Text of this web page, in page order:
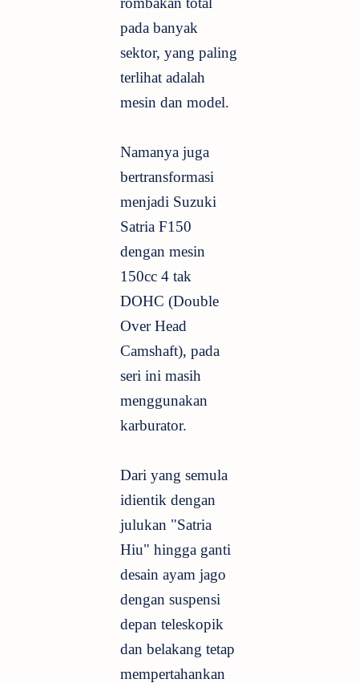
pada banyak
sektor, yang paling
terlihat adalah
mesin dan model.
Namanya juga
bertransformasi
menjadi Suzuki
Satria F150
dengan mesin
150cc 4 tak
DOHC (Double
Over Head
Camshaft), pada
seri ini masih
menggunakan
karburator.
Dari yang semula
idientik dengan
julukan "Satria
Hiu" hingga ganti
desain ayam jago
dengan suspensi
depan teleskopik
dan belakang tetap
mempertahankan